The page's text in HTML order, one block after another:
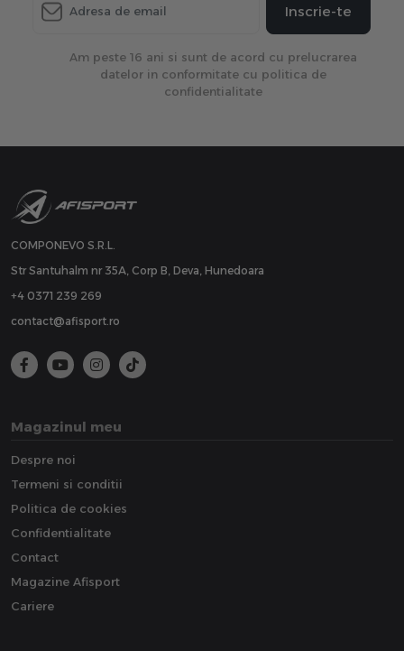
Inscrie-te
Am peste 16 ani si sunt de acord cu prelucrarea
datelor in conformitate cu politica de
confidentialitate
COMPONEVO S.R.L.
Str Santuhalm nr 35A, Corp B, Deva, Hunedoara
+4 0371 239 269
contact@afisport.ro
Magazinul meu
Despre noi
Termeni si conditii
Politica de cookies
Confidentialitate
Contact
Magazine Afisport
Cariere